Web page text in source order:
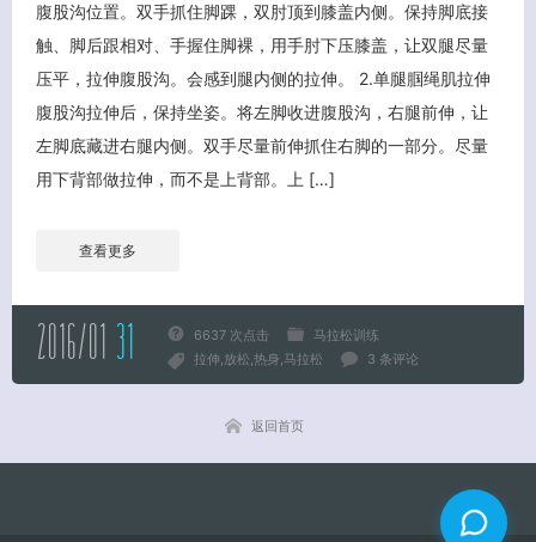
腹股沟位置。双手抓住脚踝，双肘顶到膝盖内侧。保持脚底接
触、脚后跟相对、手握住脚裸，用手肘下压膝盖，让双腿尽量
压平，拉伸腹股沟。会感到腿内侧的拉伸。 2.单腿腘绳肌拉伸
腹股沟拉伸后，保持坐姿。将左脚收进腹股沟，右腿前伸，让
左脚底藏进右腿内侧。双手尽量前伸抓住右脚的一部分。尽量
用下背部做拉伸，而不是上背部。上 […]
查看更多
2016/01 31 6637 次点击
马拉松训练
拉伸 放松 热身 马拉松 3 条评论
返回首页
关闭弹窗